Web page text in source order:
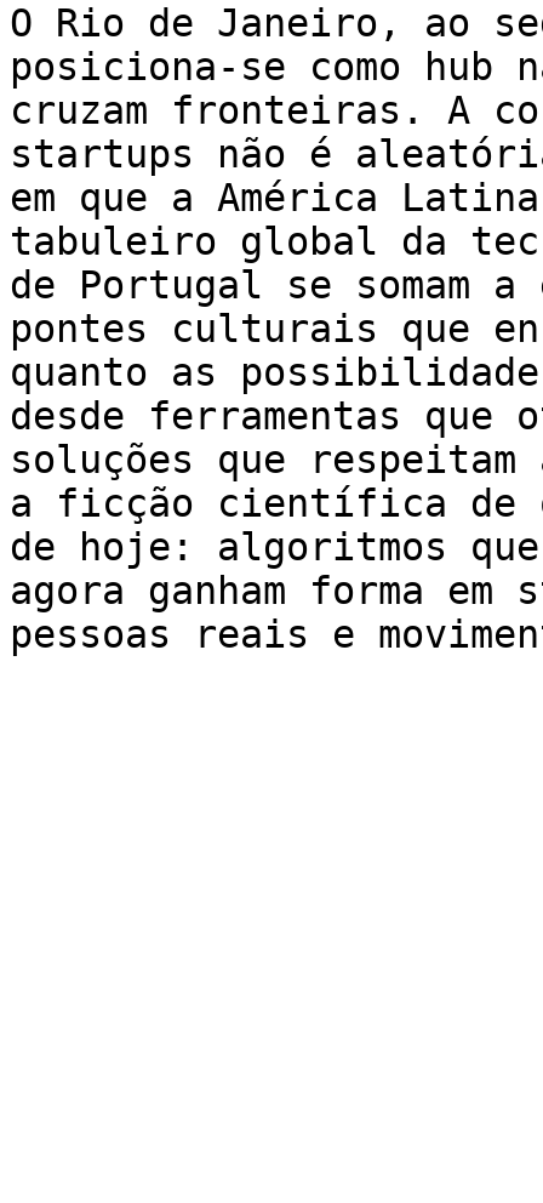
O Rio de Janeiro, ao
posiciona-se como hub
cruzam fronteiras. A
startups não é
em que a América
tabuleiro global da
de Portugal se somam
pontes culturais que
quanto as
desde ferramentas que
soluções que
a ficção científica de
de hoje: algoritmos
agora ganham forma em
pessoas reais e